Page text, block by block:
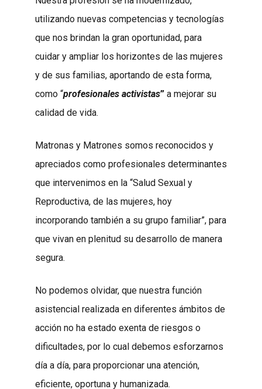
utilizando nuevas competencias y tecnologías
que nos brindan la gran oportunidad, para
cuidar y ampliar los horizontes de las mujeres
y de sus familias, aportando de esta forma,
como “profesionales activistas” a mejorar su
calidad de vida.
Matronas y Matrones somos reconocidos y
apreciados como profesionales determinantes
que intervenimos en la “Salud Sexual y
Reproductiva, de las mujeres, hoy
incorporando también a su grupo familiar”, para
que vivan en plenitud su desarrollo de manera
segura.
No podemos olvidar, que nuestra función
asistencial realizada en diferentes ámbitos de
acción no ha estado exenta de riesgos o
dificultades, por lo cual debemos esforzarnos
día a día, para proporcionar una atención,
eficiente, oportuna y humanizada.